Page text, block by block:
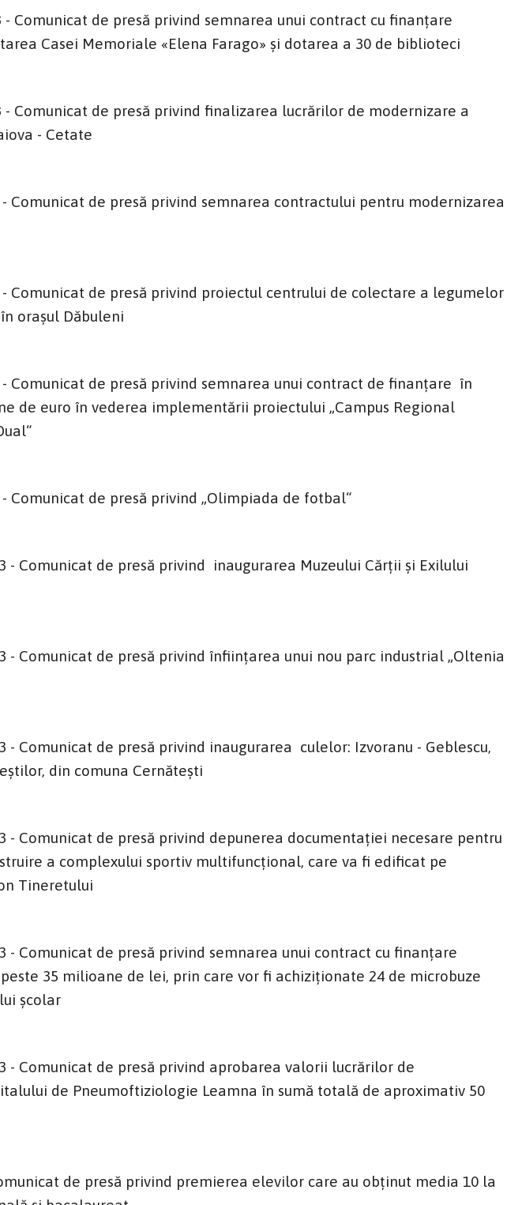
- Comunicat de presă privind semnarea unui contract cu finanțare
Casei Memoriale «Elena Farago» și dotarea a 30 de biblioteci
- Comunicat de presă privind finalizarea lucrărilor de modernizare a
- Cetate
Comunicat de presă privind semnarea contractului pentru modernizarea
Comunicat de presă privind proiectul centrului de colectare a legumelor
orașul Dăbuleni
Comunicat de presă privind semnarea unui contract de finanțare în
de euro în vederea implementării proiectului „Campus Regional
Comunicat de presă privind „Olimpiada de fotbal“
- Comunicat de presă privind inaugurarea Muzeului Cărții și Exilului
- Comunicat de presă privind înființarea unui nou parc industrial „Oltenia
- Comunicat de presă privind inaugurarea culelor: Izvoranu - Geblescu,
din comuna Cernătești
- Comunicat de presă privind depunerea documentației necesare pentru
a complexului sportiv multifuncțional, care va fi edificat pe
Tineretului
- Comunicat de presă privind semnarea unui contract cu finanțare
35 milioane de lei, prin care vor fi achiziționate 24 de microbuze
școlar
- Comunicat de presă privind aprobarea valorii lucrărilor de
de Pneumoftiziologie Leamna în sumă totală de aproximativ 50
de presă privind premierea elevilor care au obținut media 10 la